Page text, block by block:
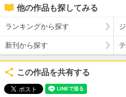
他の作品も探してみる
ランキングから探す
新刊から探す
この作品を共有する